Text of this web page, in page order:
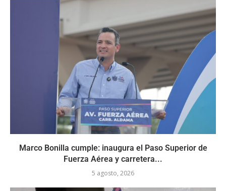
Marco Bonilla cumple: inaugura el Paso Superior de
Fuerza Aérea y carretera...
5 agosto, 2026